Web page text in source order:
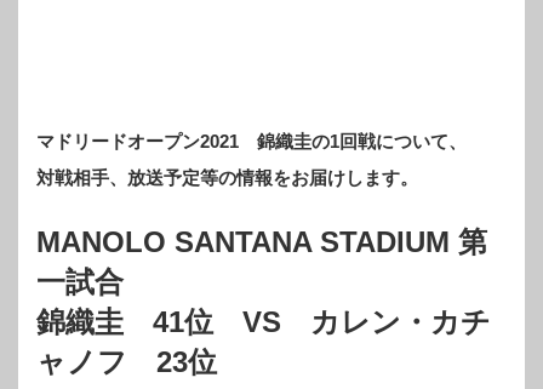
マドリードオープン2021 錦織圭の1回戦について、
対戦相手、放送予定等の情報をお届けします。
MANOLO SANTANA STADIUM 第
一試合
錦織圭 41位 VS カレン・カチ
ャノフ 23位